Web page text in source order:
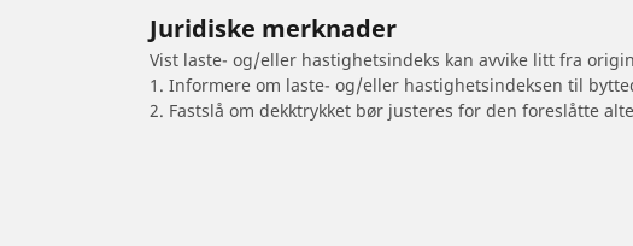
Juridiske merknader
Vist laste- og/eller hastighetsindeks kan avvike litt fra
1. Informere om laste- og/eller hastighetsindeksen til
2. Fastslå om dekktrykket bør justeres for den foreslåtte